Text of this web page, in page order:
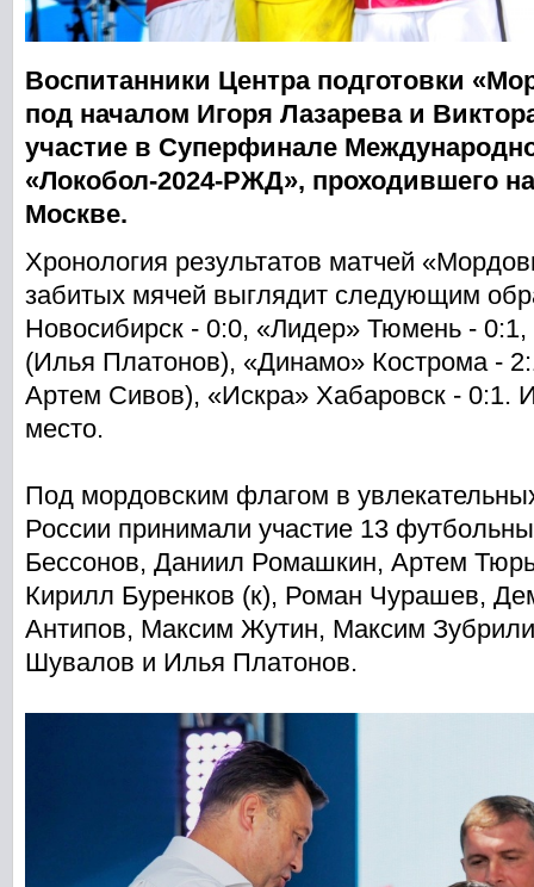
Воспитанники Центра подготовки
под началом Игоря Лазарева и
участие в Суперфинале
«Локобол-2024-РЖД», проходившего
Москве.
Хронология результатов матчей
забитых мячей выглядит следующим
Новосибирск - 0:0, «Лидер» Тюмень -
(Илья Платонов), «Динамо» Кострома -
Артем Сивов), «Искра» Хабаровск - 0:1.
место.
Под мордовским флагом в
России принимали участие 13
Бессонов, Даниил Ромашкин, Артем
Кирилл Буренков (к), Роман Чурашев,
Антипов, Максим Жутин, Максим
Шувалов и Илья Платонов.